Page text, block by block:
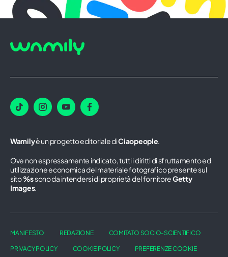
Wamilyè un progetto editoriale diCiaopeople.
Ove non espressamente indicato, tutti i diritti di sfruttamento ed
utilizzazione economica del materiale fotografico presente sul
sito%ssono da intendersi di proprietà del fornitoreGetty
Images.
MANIFESTO REDAZIONE COMITATO SOCIO-SCIENTIFICO
PRIVACY POLICY COOKIE POLICY PREFERENZE COOKIE